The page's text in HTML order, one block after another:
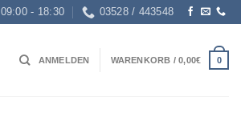
09:00 - 18:30 03528 / 443548
ANMELDEN WARENKORB /0,00€ 0